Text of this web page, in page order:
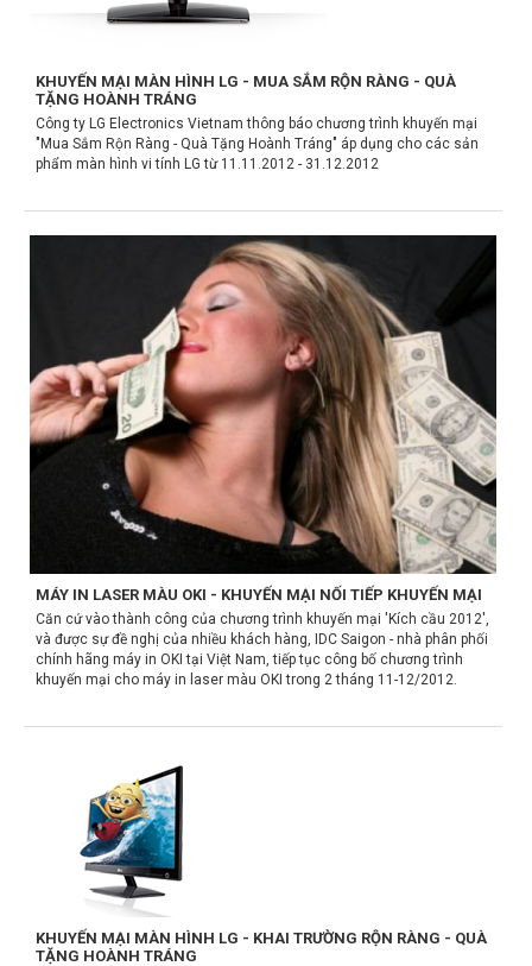
KHUYẾN MẠI MÀN HÌNH LG - MUA SẮM RỘN RÀNG - QUÀ
TẶNG HOÀNH TRÁNG
Công ty LG Electronics Vietnam thông báo chương trình khuyến mại
"Mua Sắm Rộn Ràng - Quà Tặng Hoành Tráng" áp dụng cho các sản
phẩm màn hình vi tính LG từ 11.11.2012 - 31.12.2012
MÁY IN LASER MÀU OKI - KHUYẾN MẠI NỐI TIẾP KHUYẾN MẠI
Căn cứ vào thành công của chương trình khuyến mại 'Kích cầu 2012',
và được sự đề nghị của nhiều khách hàng, IDC Saigon - nhà phân phối
chính hãng máy in OKI tại Việt Nam, tiếp tục công bố chương trình
khuyến mại cho máy in laser màu OKI trong 2 tháng 11-12/2012.
KHUYẾN MẠI MÀN HÌNH LG - KHAI TRƯỜNG RỘN RÀNG - QUÀ
TẶNG HOÀNH TRÁNG